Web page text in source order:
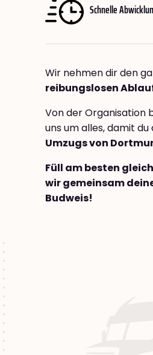
Schnelle
Wir nehmen dir den
reibungslosen
Von der Organisation
uns um alles, damit
Umzugs von
Füll am besten gleich
wir gemeinsam
Budweis!